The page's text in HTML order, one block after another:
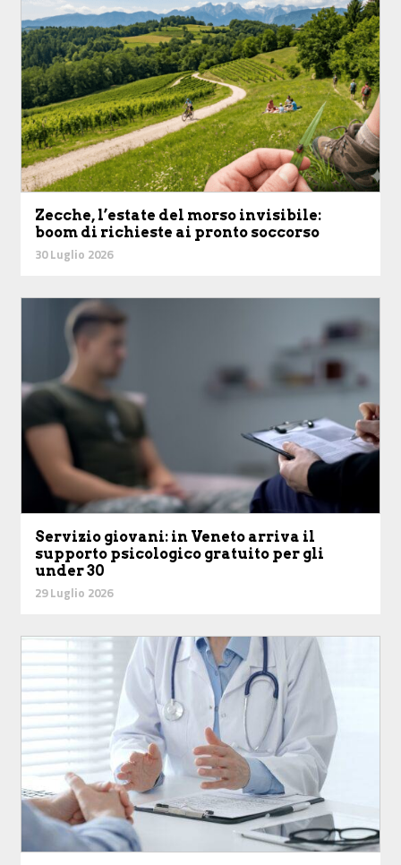
Zecche, l’estate del morso invisibile:
boom di richieste ai pronto soccorso
30 Luglio 2026
Servizio giovani: in Veneto arriva il
supporto psicologico gratuito per gli
under 30
29 Luglio 2026